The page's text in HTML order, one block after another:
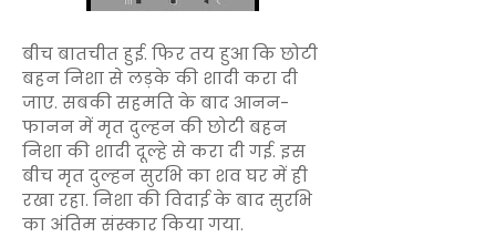
बीच बातचीत हुई. फिर तय हुआ कि छोटी
बहन निशा से लड़के की शादी करा दी
जाए. सबकी सहमति के बाद आनन-
फानन में मृत दुल्हन की छोटी बहन
निशा की शादी दूल्हे से करा दी गई. इस
बीच मृत दुल्हन सुरभि का शव घर में ही
रखा रहा. निशा की विदाई के बाद सुरभि
का अंतिम संस्कार किया गया.